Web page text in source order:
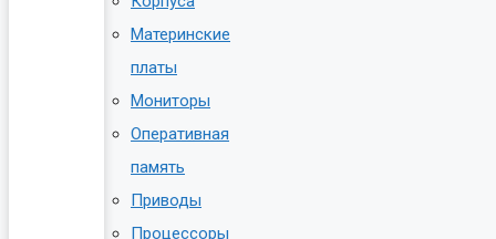
Материнские
платы
Мониторы
Оперативная
память
Приводы
Процессоры